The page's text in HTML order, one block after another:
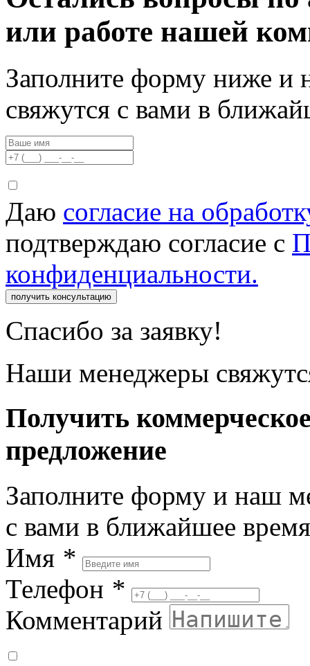
или работе нашей
Заполните форму ниже и
свяжутся с вами в
Даю согласие на
подтверждаю согласие с
конфиденциальности.
получить консультацию
Спасибо за заявку!
Наши менеджеры
Получить
предложение
Заполните форму и наш
с вами в ближайшее время
Имя *
Телефон *
Комментарий